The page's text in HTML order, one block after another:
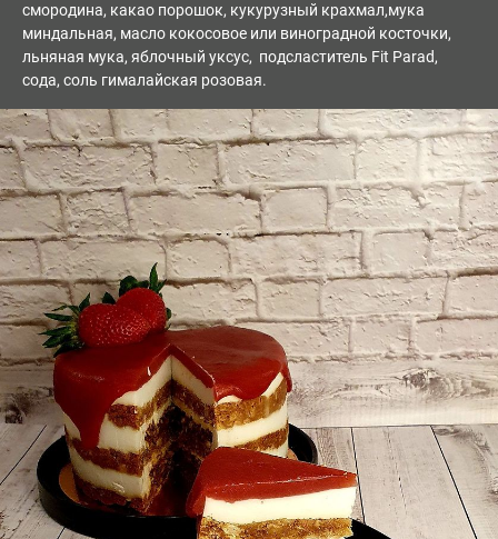
смородина, какао порошок, кукурузный крахмал,мука
миндальная, масло кокосовое или виноградной косточки,
льняная мука, яблочный уксус, подсластитель Fit Parad,
сода, соль гималайская розовая.